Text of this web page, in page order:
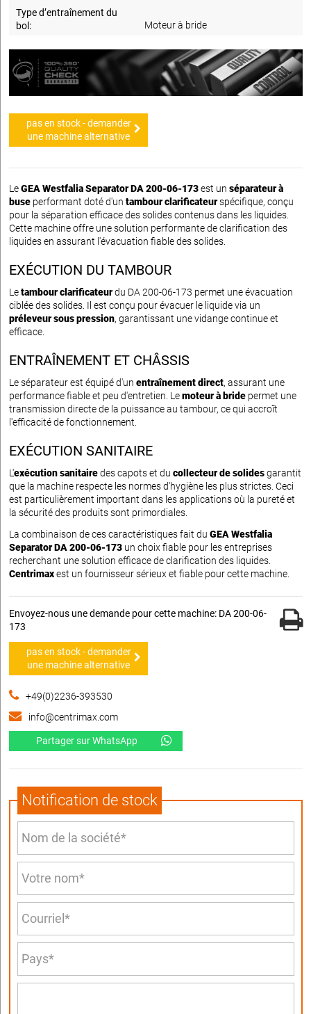
Type d’entraînement du
bol:
Moteur à bride
pas en stock - demander
une machine alternative
LeGEA Westfalia Separator DA 200-06-173est un séparateur à
buse performant doté d'un tambour clarificateurspécifique, conçu
pour la séparation efficace des solides contenus dans les liquides.
Cette machine offre une solution performante de clarification des
liquides en assurant l'évacuation fiable des solides.
EXÉCUTION DU TAMBOUR
Letambour clarificateurdu DA 200-06-173 permet une évacuation
ciblée des solides. Il est conçu pour évacuer le liquide via un
préleveur sous pression, garantissant une vidange continue et
efficace.
ENTRAÎNEMENT ET CHÂSSIS
Le séparateur est équipé d'un entraînement direct, assurant une
performance fiable et peu d'entretien. Lemoteur à bride permet une
transmission directe de la puissance au tambour, ce qui accroît
l'efficacité de fonctionnement.
EXÉCUTION SANITAIRE
L'exécution sanitairedes capots et du collecteur de solidesgarantit
que la machine respecte les normes d'hygiène les plus strictes. Ceci
est particulièrement important dans les applications où la pureté et
la sécurité des produits sont primordiales.
La combinaison de ces caractéristiques fait du GEA Westfalia
Separator DA 200-06-173 un choix fiable pour les entreprises
recherchant une solution efficace de clarification des liquides.
Centrimaxest un fournisseur sérieux et fiable pour cette machine.
Envoyez-nous une demande pour cette machine: DA 200-06-
173
pas en stock - demander
une machine alternative
+49(0)2236-393530
info@centrimax.com
Partager sur WhatsApp
Notification de stock